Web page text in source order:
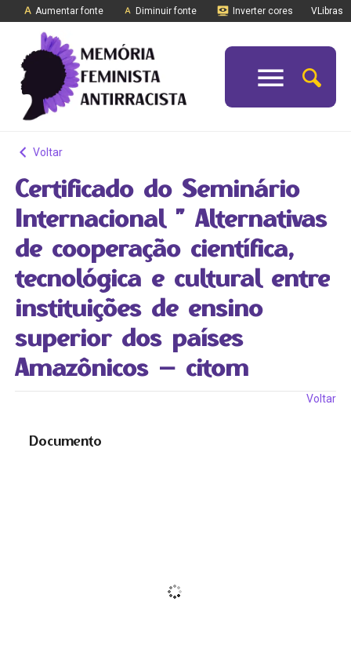
Aumentar fonte Diminuir fonte Inverter cores VLibras
Voltar
Certificado do Seminário
Internacional ” Alternativas
de cooperação científica,
tecnológica e cultural entre
instituições de ensino
superior dos países
Amazônicos – citom
Voltar
Documento